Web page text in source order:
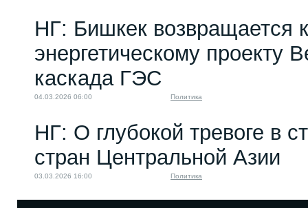
НГ: Бишкек возвращается
энергетическому проекту
каскада ГЭС
04.03.2026 06:00 Политика
НГ: О глубокой тревоге в
стран Центральной Азии
03.03.2026 16:00 Политика